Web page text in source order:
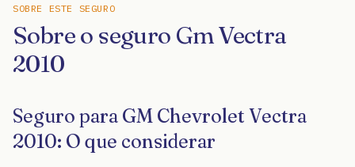
SOBRE ESTE SEGURO
Sobre o seguro Gm Vectra
2010
Seguro para GM Chevrolet Vectra
2010: O que considerar